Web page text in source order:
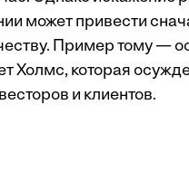
может привести
Пример тому —
Холмс, которая
и клиентов.